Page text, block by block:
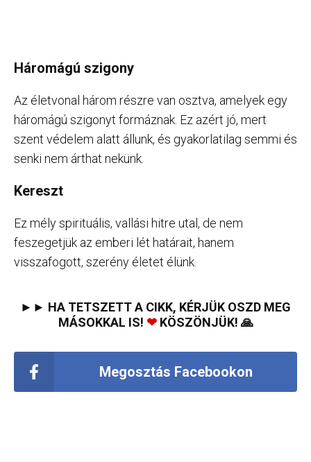
Háromágú szigony
Az életvonal három részre van osztva, amelyek egy
háromágú szigonyt formáznak. Ez azért jó, mert
szent védelem alatt állunk, és gyakorlatilag semmi és
senki nem árthat nekünk.
Kereszt
Ez mély spirituális, vallási hitre utal, de nem
feszegetjük az emberi lét határait, hanem
visszafogott, szerény életet élünk.
►► HA TETSZETT A CIKK, KÉRJÜK OSZD MEG
MÁSOKKAL IS! ❤KÖSZÖNJÜK! 🙏
Megosztás Facebookon